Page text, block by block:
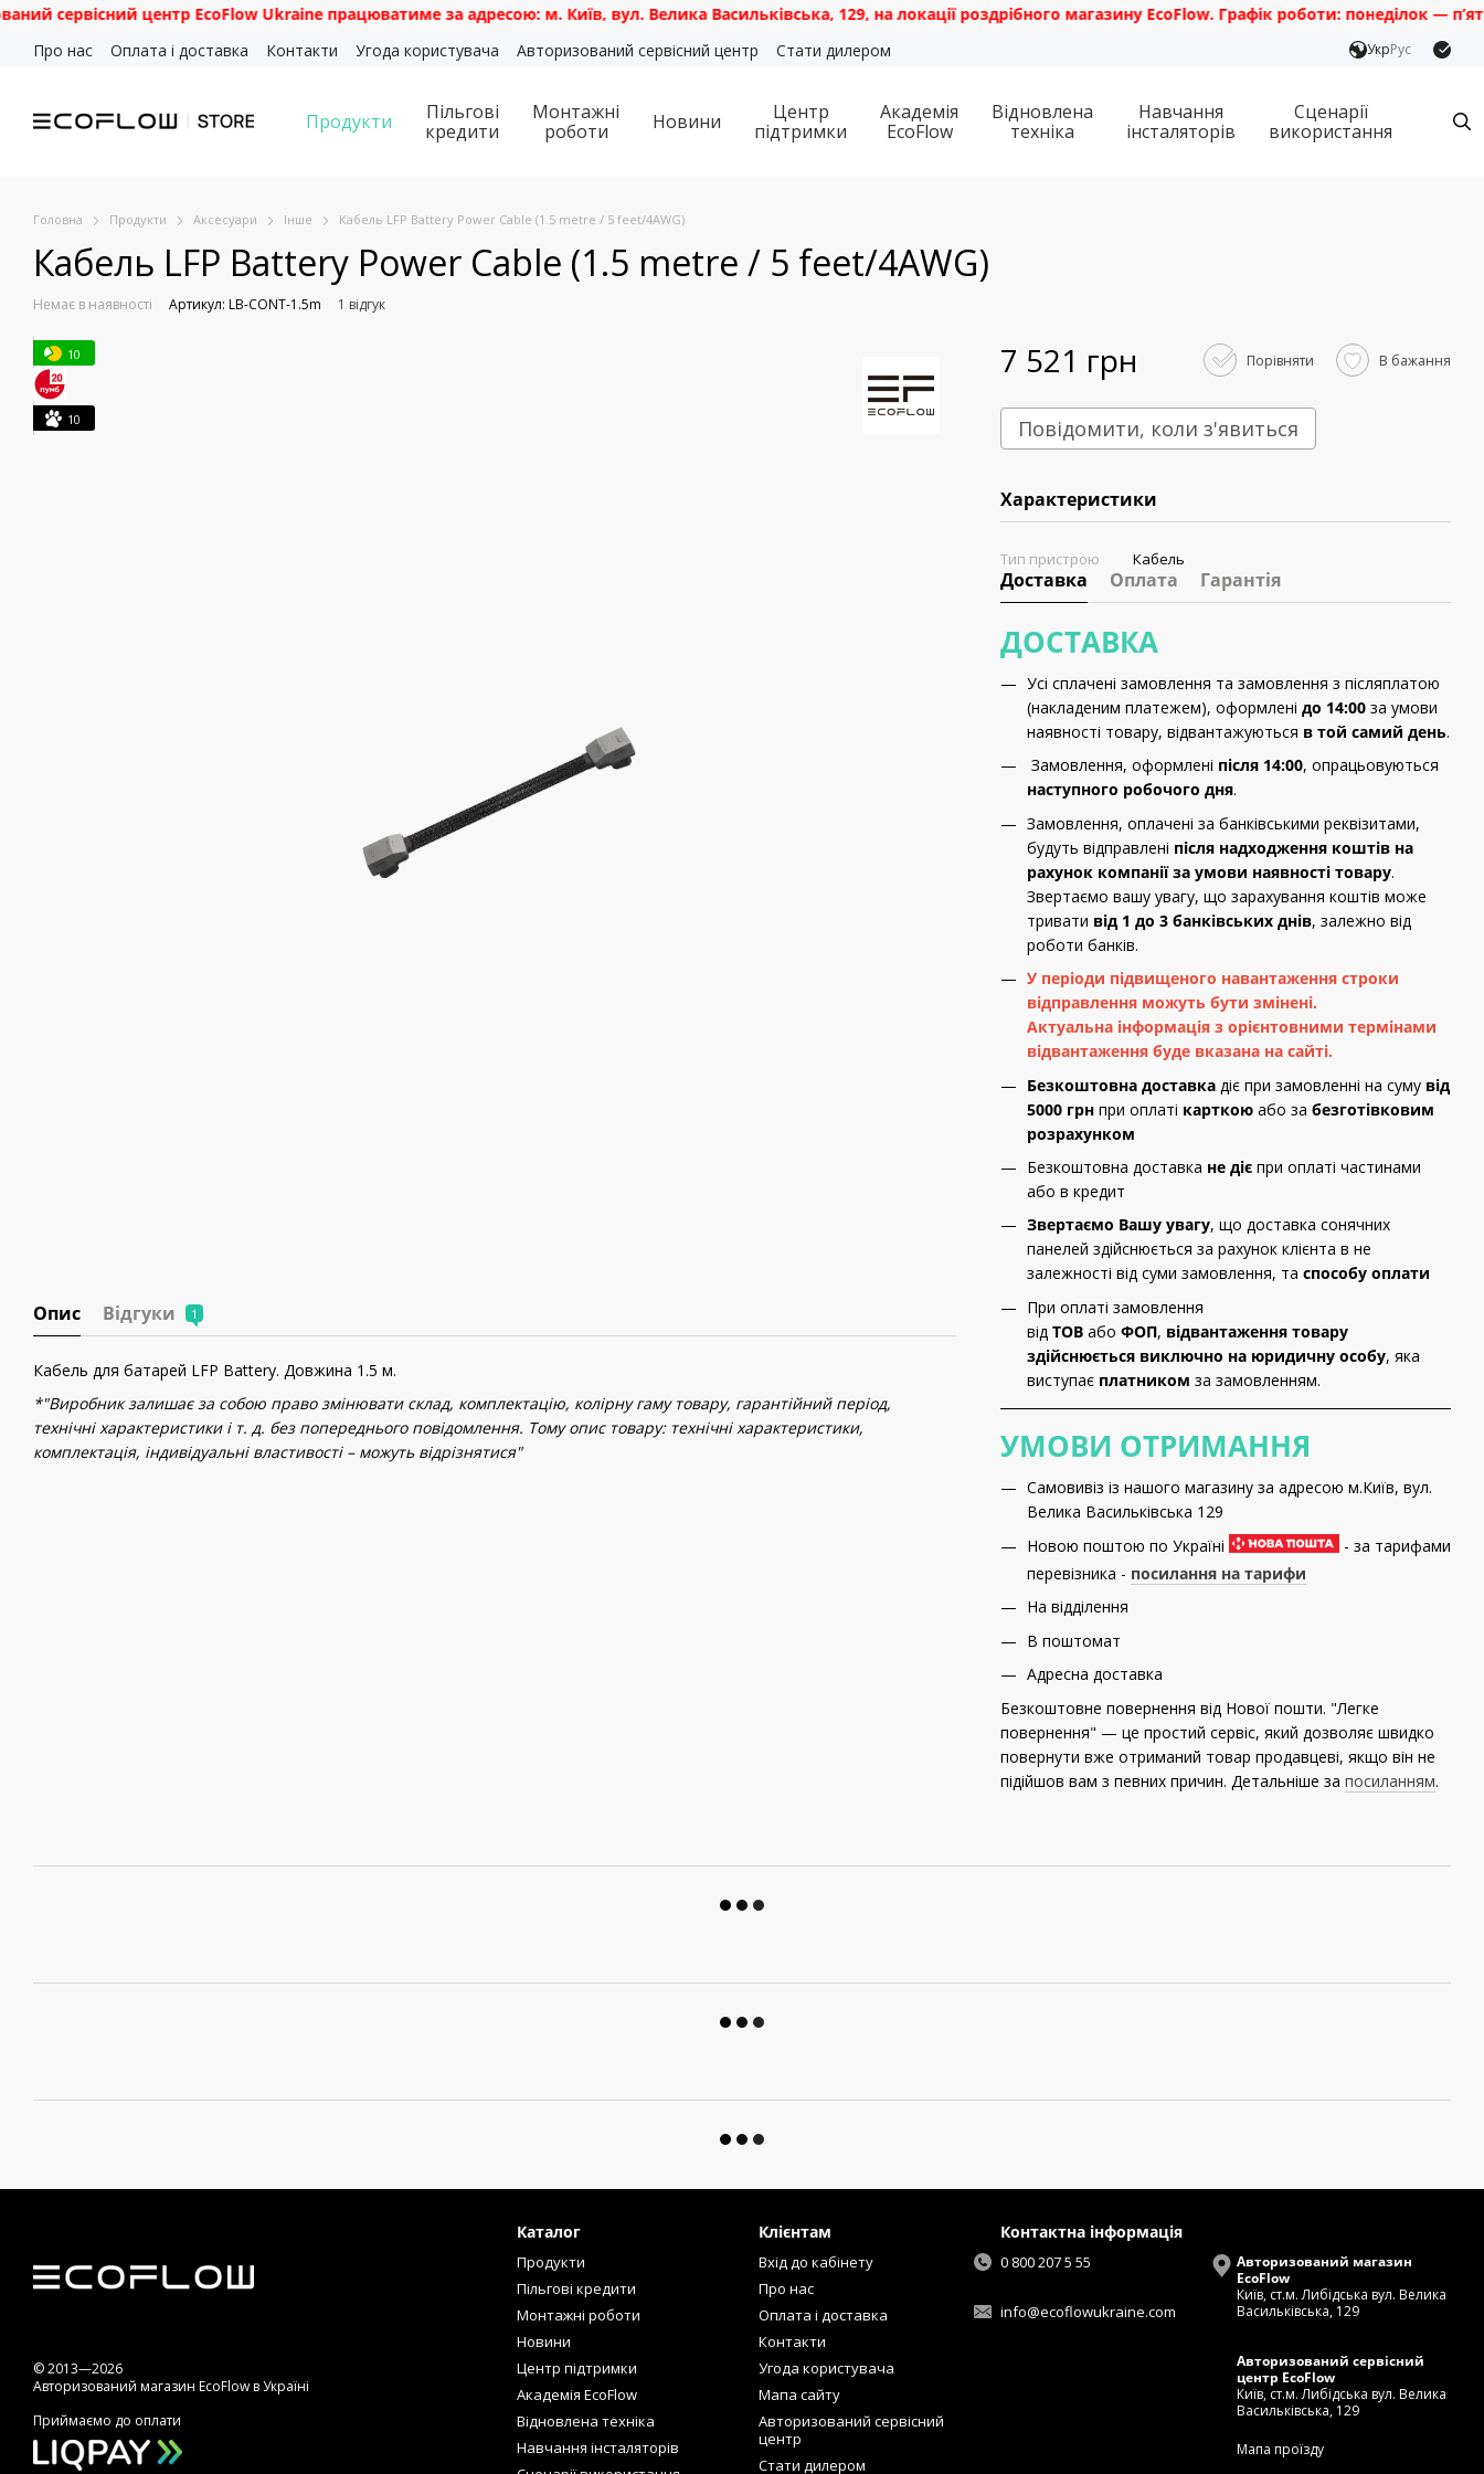
Перейти до основного контенту
центр EcoFlow Ukraine працюватиме за адресою: м. Київ, вул. Велика Васильківська, 129, на локації роздрібного магазину EcoFlow. Графік роботи: понеділок —
Про нас
Оплата і доставка Контакти Угода користувача Авторизований сервісний центр Стати дилером УкрРус
Продукти
Пільгові
кредити
Монтажні
роботи
Новини
Центр
підтримки
Академія
EcoFlow
Відновлена
техніка
Навчання
інсталяторів
Сценарії
використання
Головна Продукти Аксесуари Інше Кабель LFP Battery Power Cable (1.5 metre / 5 feet/4AWG)
Кабель LFP Battery Power Cable (1.5 metre / 5 feet/4AWG)
Немає в наявності Артикул: LB-CONT-1.5m 1 відгук
10
10
Опис Відгуки 1
Кабель для батарей LFP Battery. Довжина 1.5 м.
*"Виробник залишає за собою право змінювати склад, комплектацію, колірну гаму товару, гарантійний період,
технічні характеристики і т. д. без попереднього повідомлення. Тому опис товару: технічні характеристики,
комплектація, індивідуальні властивості – можуть відрізнятися"
7 521 грн Порівняти В бажання
Повідомити, коли з'явиться
Характеристики
Тип пристрою Кабель
Доставка Оплата Гарантія
ДОСТАВКА
Усі сплачені замовлення та замовлення з післяплатою
(накладеним платежем), оформлені до 14:00 за умови
наявності товару, відвантажуються в той самий день.
Замовлення, оформлені після 14:00, опрацьовуються
наступного робочого дня.
Замовлення, оплачені за банківськими реквізитами,
будуть відправлені після надходження коштів на
рахунок компанії за умови наявності товару.
Звертаємо вашу увагу, що зарахування коштів може
тривати від 1 до 3 банківських днів, залежно від
роботи банків.
У періоди підвищеного навантаження строки
відправлення можуть бути змінені.
Актуальна інформація з орієнтовними термінами
відвантаження буде вказана на сайті.
Безкоштовна доставка діє при замовленні на суму від
5000 грн при оплаті карткою або за безготівковим
розрахунком
Безкоштовна доставка не діє при оплаті частинами
або в кредит
Звертаємо Вашу увагу, що доставка сонячних
панелей здійснюється за рахунок клієнта в не
залежності від суми замовлення, та способу оплати
При оплаті замовлення
від ТОВ або ФОП, відвантаження товару
здійснюється виключно на юридичну особу, яка
виступає платником за замовленням.
УМОВИ ОТРИМАННЯ
Самовивіз із нашого магазину за адресою м.Київ, вул.
Велика Васильківська 129
Новою поштою по Україні
- за тарифами
перевізника - посилання на тарифи
На відділення
В поштомат
Адресна доставка
Безкоштовне повернення від Нової пошти. "Легке
повернення" — це простий сервіс, який дозволяє швидко
повернути вже отриманий товар продавцеві, якщо він не
підійшов вам з певних причин. Детальніше за посиланням.
© 2013—2026
Авторизований магазин EcoFlow в Україні
Приймаємо до оплати
Каталог
Продукти
Пільгові кредити
Монтажні роботи
Новини
Центр підтримки
Академія EcoFlow
Відновлена техніка
Навчання інсталяторів
Клієнтам
Вхід до кабінету
Про нас
Оплата і доставка
Контакти
Угода користувача
Мапа сайту
Авторизований сервісний
центр
Стати дилером
Контактна інформація
0 800 207 5 55
info@ecoflowukraine.com
Авторизований магазин
EcoFlow
Київ, ст.м. Либідська вул. Велика
Васильківська, 129
Авторизований сервісний
центр EcoFlow
Київ, ст.м. Либідська вул. Велика
Васильківська, 129
Мапа проїзду